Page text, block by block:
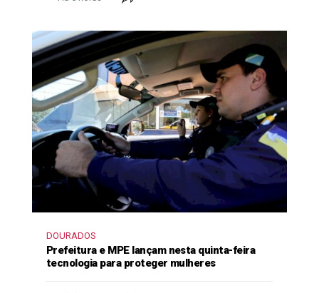
DOURADOS
Prefeitura e MPE lançam nesta quinta-feira
tecnologia para proteger mulheres